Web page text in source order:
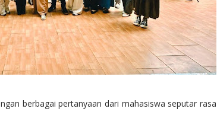
berbagai pertanyaan dari mahasiswa seputar rasa